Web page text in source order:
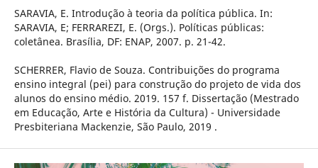
SARAVIA, E. Introdução à teoria da política pública. In:
SARAVIA, E; FERRAREZI, E. (Orgs.). Políticas públicas:
coletânea. Brasília, DF: ENAP, 2007. p. 21-42.
SCHERRER, Flavio de Souza. Contribuições do programa
ensino integral (pei) para construção do projeto de vida dos
alunos do ensino médio. 2019. 157 f. Dissertação (Mestrado
em Educação, Arte e História da Cultura) - Universidade
Presbiteriana Mackenzie, São Paulo, 2019 .